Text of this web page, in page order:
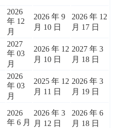
2026
年 12
月
2026 年 9
月 10 日
2026 年 12
月 17 日
2027
年 03
月
2026 年 12
月 10 日
2027 年 3
月 18 日
2026
年 03
月
2025 年 12
月 11 日
2026 年 3
月 19 日
2026
年 6 月
2026 年 3
月 12 日
2026 年 6
月 18 日